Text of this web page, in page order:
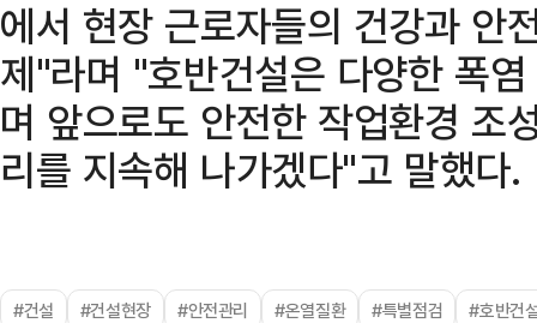
에서 현장 근로자들의 건강과 안
제"라며 "호반건설은 다양한 폭
며 앞으로도 안전한 작업환경 조
리를 지속해 나가겠다"고 말했다.
#건설 #건설현장 #안전관리 #온열질환 #특별점검 #호반건